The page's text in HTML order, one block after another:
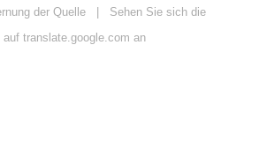
der Quelle | Sehen Sie sich die
translate.google.com an